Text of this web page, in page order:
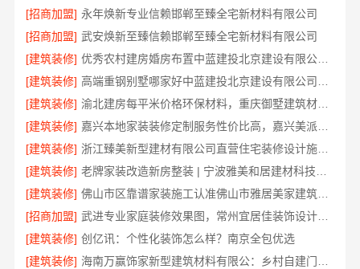
[招商加盟] 永年焕新专业信赖邯郸至臻全宅新材料有限公司
[招商加盟] 武安焕新至臻信赖邯郸至臻全宅新材料有限公司
[建筑装修]
优秀农村建房婚房布置中蓝建投北京建设有限公司四川
[建筑装修]
[建筑装修]
渝北建房每平米价格环保材料，重庆御墅建筑材料有限公司
[建筑装修]
[建筑装修]
浙江臻美新型建材有限公司直营住宅装修设计施工婚房
[建筑装修]
[建筑装修]
佛山市区靠谱家装施工认准佛山市雅居美家建筑装饰工程有限公司
[招商加盟]
武进专业家庭装修效果图，常州宜居佳装饰设计精选
[建筑装修] 创亿讯：个性化装饰怎么样？南京全包优选
[建筑装修]